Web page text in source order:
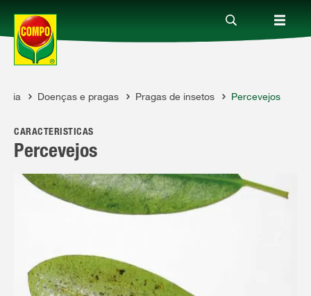
Produtos
Guia
Serviço
Guia Doenças e pragas Pragas de insetos Percevejos
CARACTERÍSTICAS
Percevejos